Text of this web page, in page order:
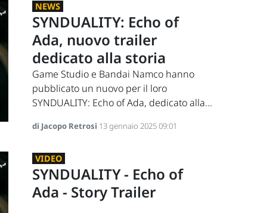
NEWS
SYNDUALITY: Echo of
Ada, nuovo trailer
dedicato alla storia
Game Studio e Bandai Namco hanno
pubblicato un nuovo per il loro
SYNDUALITY: Echo of Ada, dedicato alla...
di Jacopo Retrosi 13 gennaio 2025 09:01
VIDEO
SYNDUALITY - Echo of
Ada - Story Trailer